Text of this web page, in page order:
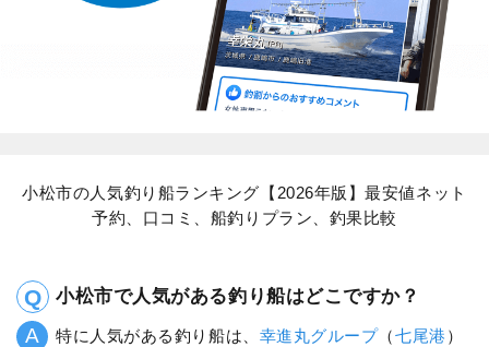
小松市の人気釣り船ランキング【2026年版】最安値ネット
予約、口コミ、船釣りプラン、釣果比較
小松市で人気がある釣り船はどこですか？
特に人気がある釣り船は、 幸進丸グループ（七尾港 ）